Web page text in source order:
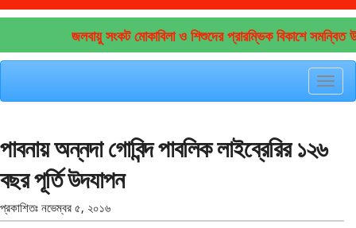
জলবায়ু সংকট মোকাবিলা ও শিশুদের প্রারম্ভিক বিকাশে সমন্বিত
পাবনায় অন্নদা গোবিন্দ পাবলিক লাইব্রেরির ১২৬
বছর পূর্তি উদযাপন
প্রকাশিতঃ নভেম্বর ৫, ২০১৬